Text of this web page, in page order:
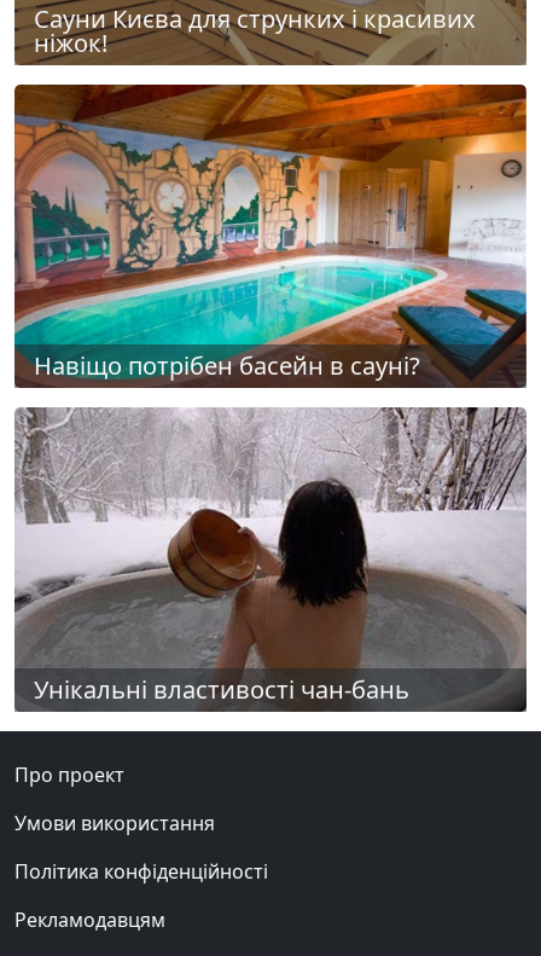
Сауни Києва для струнких і красивих
ніжок!
Навіщо потрібен басейн в сауні?
Унікальні властивості чан-бань
Про проект
Умови використання
Політика конфіденційності
Рекламодавцям